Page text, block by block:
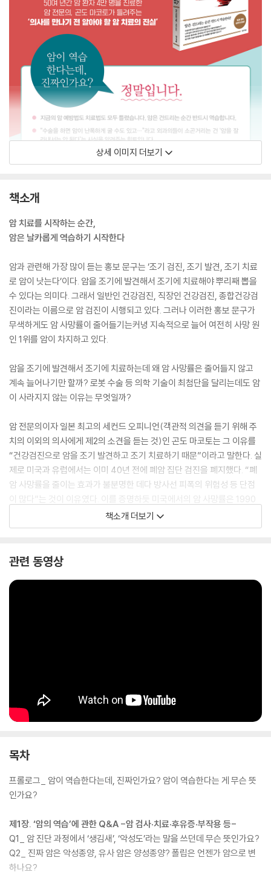
상세 이미지 더보기
책소개
암 치료를 시작하는 순간,
암은 날카롭게 역습하기 시작한다
암과 관련해 가장 많이 듣는 홍보 문구는 ‘조기 검진, 조기 발견, 조기 치료
로 암이 낫는다’이다. 암을 조기에 발견해서 조기에 치료해야 뿌리째 뽑을
수 있다는 의미다. 그래서 일반인 건강검진, 직장인 건강검진, 종합건강검
진이라는 이름으로 암 검진이 시행되고 있다. 그러나 이러한 홍보 문구가
무색하게도 암 사망률이 줄어들기는커녕 지속적으로 늘어 여전히 사망 원
인 1위를 암이 차지하고 있다.
암을 조기에 발견해서 조기에 치료하는데 왜 암 사망률은 줄어들지 않고
계속 늘어나기만 할까? 로봇 수술 등 의학 기술이 최첨단을 달리는데도 암
이 사라지지 않는 이유는 무엇일까?
암 전문의이자 일본 최고의 세컨드 오피니언(객관적 의견을 듣기 위해 주
치의 이외의 의사에게 제2의 소견을 듣는 것)인 곤도 마코토는 그 이유를
“건강검진으로 암을 조기 발견하고 조기 치료하기 때문”이라고 말한다. 실
제로 미국과 유럽에서는 이미 40년 전에 폐암 집단 검진을 폐지했다. “폐
암 사망률을 줄이는 효과가 불분명한 데다 방사선 피폭의 위험성 등 단점
이 많다”는 것이 이유였다. 이를 증명하듯 미국에서의 암 사망률은 1990
년대부터 25년간 27%나 줄었다. 그런데 ‘건강검진으로 암을 조기 발견하
고 조기 치료하기 때문에 암 사망률이 줄어들지 않는다’는 건 무슨 의미일
술 또는 항암제치료, 방사선치료를 하는데, 치료하다 보면 면역력이 떨어
책소개 더보기
관련 동영상
목차
프롤로그_ 암이 역습한다는데, 진짜인가요? 암이 역습한다는 게 무슨 뜻
인가요?
제1장. ‘암의 역습’에 관한 Q&A -암 검사·치료·후유증·부작용 등-
Q1_ 암 진단 과정에서 ‘생김새’, ‘악성도’라는 말을 쓰던데 무슨 뜻인가요?
Q2_ 진짜 암은 악성종양, 유사 암은 양성종양? 폴립은 언젠가 암으로 변
하나요?